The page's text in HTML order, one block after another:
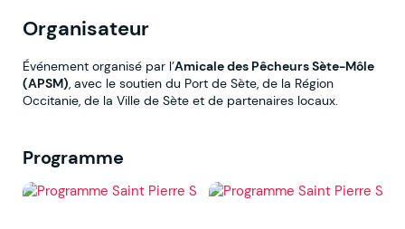
Organisateur
Événement organisé par l’Amicale des Pêcheurs Sète-Môle
(APSM), avec le soutien du Port de Sète, de la Région
Occitanie, de la Ville de Sète et de partenaires locaux.
Programme